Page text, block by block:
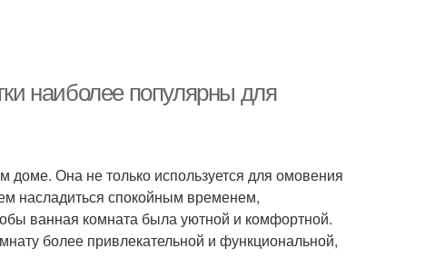
наиболее популярны для
Она не только используется для омовения
насладиться спокойным временем,
ванная комната была уютной и комфортной.
более привлекательной и функциональной,